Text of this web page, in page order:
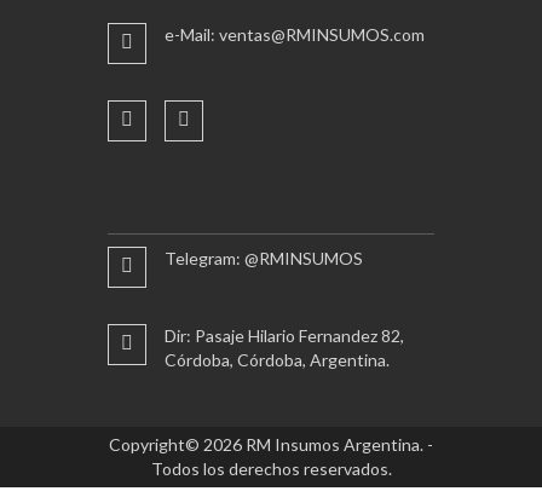
e-Mail: ventas@RMINSUMOS.com
Telegram: @RMINSUMOS
Dir: Pasaje Hilario Fernandez 82,
Córdoba, Córdoba, Argentina.
Copyright© 2026 RM Insumos Argentina. -
Todos los derechos reservados.